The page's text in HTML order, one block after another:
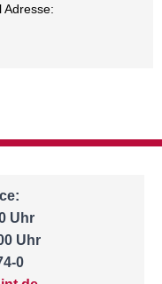
Adresse:
Uhr
Uhr
0